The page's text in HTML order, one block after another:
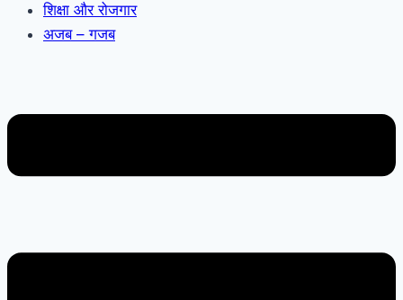
शिक्षा और रोजगार
अजब – गजब